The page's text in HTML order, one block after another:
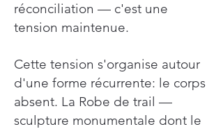
réconciliation — c'est une
tension maintenue.
Cette tension s'organise autour
d'une forme récurrente: le corps
absent. La Robe de trail —
sculpture monumentale dont le